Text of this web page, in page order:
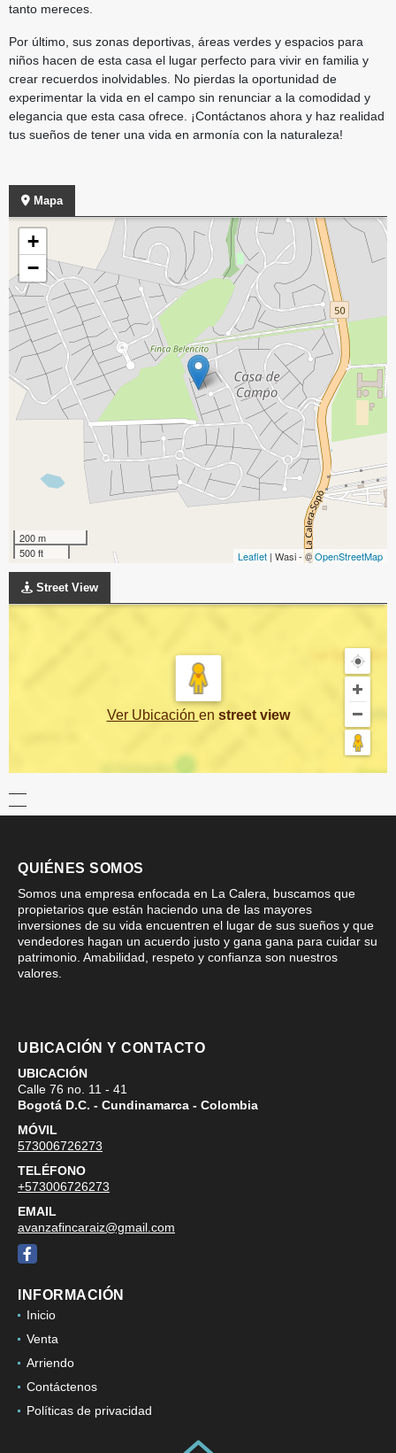
tanto mereces.
Por último, sus zonas deportivas, áreas verdes y espacios para
niños hacen de esta casa el lugar perfecto para vivir en familia y
crear recuerdos inolvidables. No pierdas la oportunidad de
experimentar la vida en el campo sin renunciar a la comodidad y
elegancia que esta casa ofrece. ¡Contáctanos ahora y haz realidad
tus sueños de tener una vida en armonía con la naturaleza!
Mapa
+
−
200 m
500 ft
Leaflet | Wasi - ©OpenStreetMap
Street View
Ver Ubicación en street view
QUIÉNES SOMOS
Somos una empresa enfocada en La Calera, buscamos que
propietarios que están haciendo una de las mayores
inversiones de su vida encuentren el lugar de sus sueños y que
vendedores hagan un acuerdo justo y gana gana para cuidar su
patrimonio. Amabilidad, respeto y confianza son nuestros
valores.
UBICACIÓN Y CONTACTO
UBICACIÓN
Calle 76 no. 11 - 41
Bogotá D.C. - Cundinamarca - Colombia
MÓVIL
573006726273
TELÉFONO
+573006726273
EMAIL
avanzafincaraiz@gmail.com
Facebook
INFORMACIÓN
Inicio
Venta
Arriendo
Contáctenos
Políticas de privacidad